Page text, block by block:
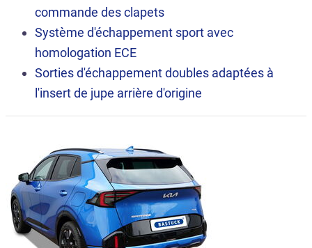
commande des clapets
Système d'échappement sport avec
homologation ECE
Sorties d'échappement doubles adaptées à
l'insert de jupe arrière d'origine